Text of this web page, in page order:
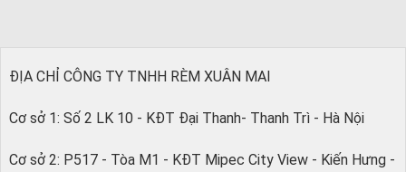
ĐỊA CHỈ CÔNG TY TNHH RÈM XUÂN MAI
Cơ sở 1: Số 2 LK 10 - KĐT Đại Thanh- Thanh Trì - Hà Nội
Cơ sở 2: P517 - Tòa M1 - KĐT Mipec City View - Kiến Hưng -